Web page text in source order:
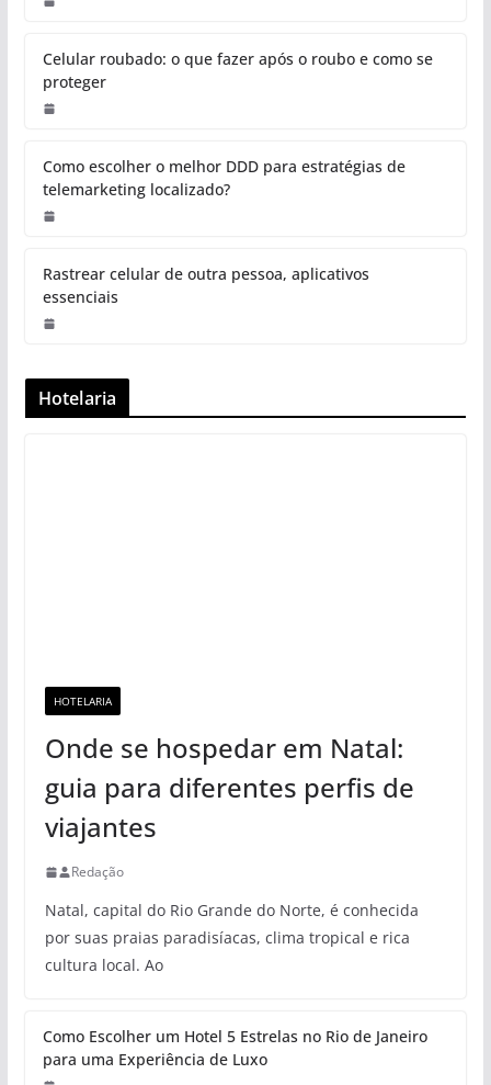
Celular roubado: o que fazer após o roubo e como se
proteger
Como escolher o melhor DDD para estratégias de
telemarketing localizado?
Rastrear celular de outra pessoa, aplicativos
essenciais
Hotelaria
HOTELARIA
Onde se hospedar em Natal:
guia para diferentes perfis de
viajantes
Redação
Natal, capital do Rio Grande do Norte, é conhecida
por suas praias paradisíacas, clima tropical e rica
cultura local. Ao
Como Escolher um Hotel 5 Estrelas no Rio de Janeiro
para uma Experiência de Luxo